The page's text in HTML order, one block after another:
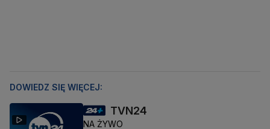
DOWIEDZ SIĘ WIĘCEJ:
TVN24
NA ŻYWO